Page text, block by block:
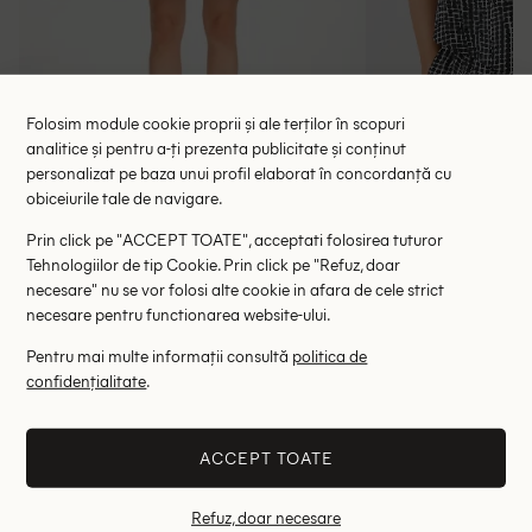
Bluza Gestuz, negru
97.00 lei 255.00 lei
RRP: 605.00 lei
XS-S M-L
Bluza
Folosim module cookie proprii și ale terților în scopuri
analitice și pentru a-ți prezenta publicitate și conținut
personalizat pe baza unui profil elaborat în concordanță cu
obiceiurile tale de navigare.
Prin click pe "ACCEPT TOATE", acceptati folosirea tuturor
Tehnologiilor de tip Cookie. Prin click pe "Refuz, doar
necesare" nu se vor folosi alte cookie in afara de cele strict
necesare pentru functionarea website-ului.
Pentru mai multe informații consultă politica de
confidențialitate.
ACCEPT TOATE
Refuz, doar necesare